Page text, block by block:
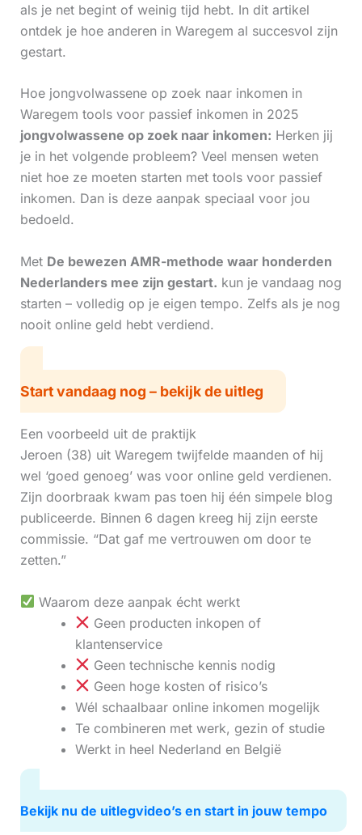
als je net begint of weinig tijd hebt. In dit artikel
ontdek je hoe anderen in Waregem al succesvol zijn
gestart.
Hoe jongvolwassene op zoek naar inkomen in
Waregem tools voor passief inkomen in 2025
jongvolwassene op zoek naar inkomen: Herken jij
je in het volgende probleem? Veel mensen weten
niet hoe ze moeten starten met tools voor passief
inkomen. Dan is deze aanpak speciaal voor jou
bedoeld.
Met De bewezen AMR-methode waar honderden
Nederlanders mee zijn gestart. kun je vandaag nog
starten – volledig op je eigen tempo. Zelfs als je nog
nooit online geld hebt verdiend.
Start vandaag nog – bekijk de uitleg
Een voorbeeld uit de praktijk
Jeroen (38) uit Waregem twijfelde maanden of hij
wel ‘goed genoeg’ was voor online geld verdienen.
Zijn doorbraak kwam pas toen hij één simpele blog
publiceerde. Binnen 6 dagen kreeg hij zijn eerste
commissie. “Dat gaf me vertrouwen om door te
zetten.”
Waarom deze aanpak écht werkt
Geen producten inkopen of
klantenservice
Geen technische kennis nodig
Geen hoge kosten of risico’s
Wél schaalbaar online inkomen mogelijk
Te combineren met werk, gezin of studie
Werkt in heel Nederland en België
Bekijk nu de uitlegvideo’s en start in jouw tempo